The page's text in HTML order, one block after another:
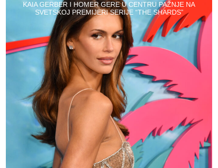
KAIA GERBER I HOMER GERE U CENTRU PAŽNJE NA
SVETSKOJ PREMIJERI SERIJE “THE SHARDS”